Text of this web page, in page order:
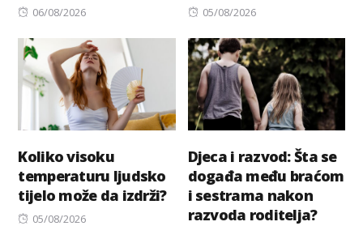
Posted
06/08/2026
Posted
05/08/2026
Koliko visoku
temperaturu ljudsko
tijelo može da izdrži?
Posted
05/08/2026
Djeca i razvod: Šta se
događa među braćom
i sestrama nakon
razvoda roditelja?